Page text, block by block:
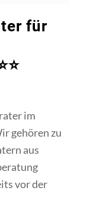
für
im
gehören zu
aus
vor der